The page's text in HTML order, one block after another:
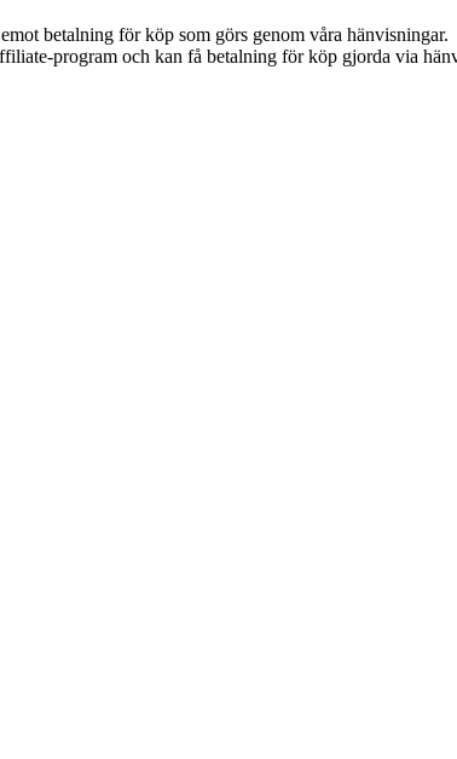
betalning för köp som görs genom våra hänvisningar.
program och kan få betalning för köp gjorda via